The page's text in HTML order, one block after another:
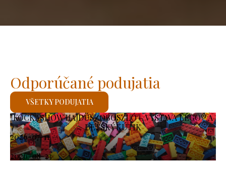
KOCKASHOW HAJDÚSZOBOSZLÓ – VÝSTAVA LEGO® A
DETSKÝ KÚTIK
2026-07-11
-
2026-08-23
Odporúčané podujatia
VŠETKY PODUJATIA